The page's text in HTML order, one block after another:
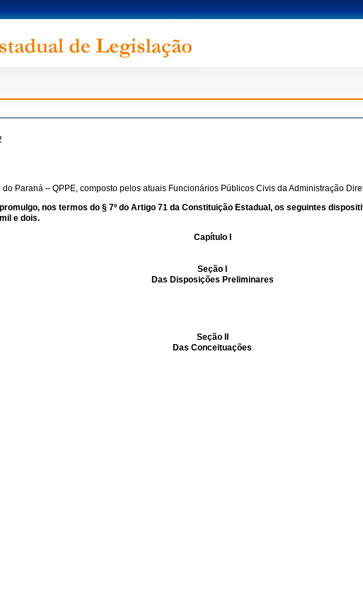
Paraná – QPPE, composto pelos atuais Funcionários Públicos Civis da Administração
nos termos do § 7º do Artigo 71 da Constituição Estadual, os seguintes
e dois.
Capítulo I
Seção I
Das Disposições Preliminares
Seção II
Das Conceituações